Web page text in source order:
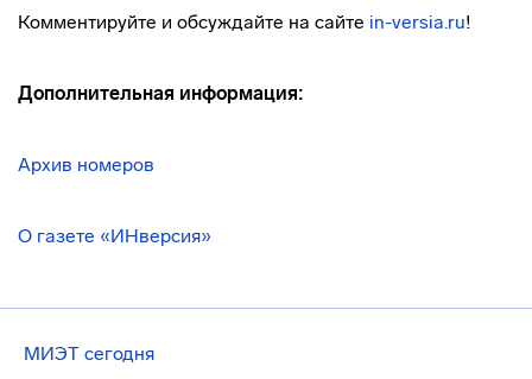
Комментируйте и обсуждайте на сайте in-versia.ru!
Дополнительная информация:
Архив номеров
О газете «ИНверсия»
МИЭТ сегодня